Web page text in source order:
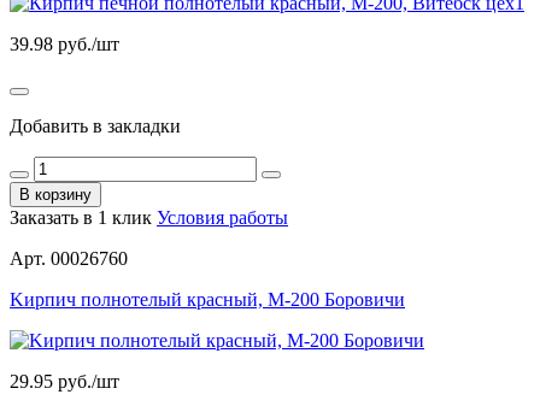
39.98 руб./шт
Добавить в закладки
В корзину
Заказать в 1 клик Условия работы
Арт. 00026760
Kирпич полнотелый красный, М-200 Боровичи
29.95 руб./шт